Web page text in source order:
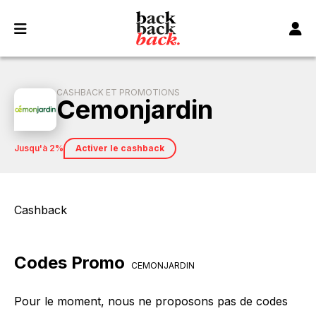
CASHBACK ET PROMOTIONS
Cemonjardin
jusqu'à 2% Activer le cashback
Cashback
Codes Promo CEMONJARDIN
Pour le moment, nous ne proposons pas de codes